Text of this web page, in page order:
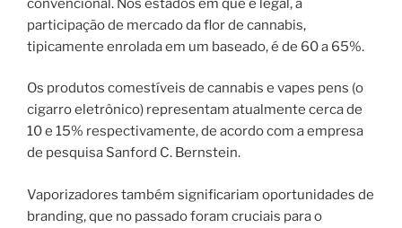
convencional. Nos estados em que é legal, a
participação de mercado da flor de cannabis,
tipicamente enrolada em um baseado, é de 60 a 65%.
Os produtos comestíveis de cannabis e vapes pens (o
cigarro eletrônico) representam atualmente cerca de
10 e 15% respectivamente, de acordo com a empresa
de pesquisa Sanford C. Bernstein.
Vaporizadores também significariam oportunidades de
branding, que no passado foram cruciais para o